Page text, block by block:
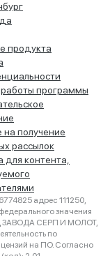
продукта
программы
на получение
рассылок
для контента,
адрес 111250,
значения
СЕРП И МОЛОТ,
по
на ПО. Согласно